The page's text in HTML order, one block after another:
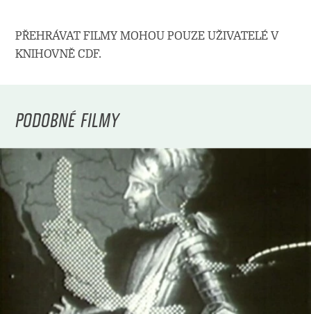
PŘEHRÁVAT FILMY MOHOU POUZE UŽIVATELÉ V
KNIHOVNĚ CDF.
PODOBNÉ FILMY